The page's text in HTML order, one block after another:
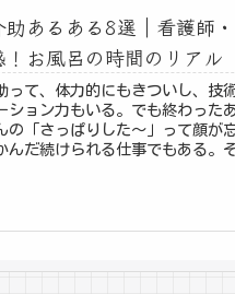
助あるある8選｜看護師
！お風呂の時間のリアル
って、体力的にもきついし、技
ション力もいる。でも終わった
の「さっぱりした〜」って顔が
んだ続けられる仕事でもある。